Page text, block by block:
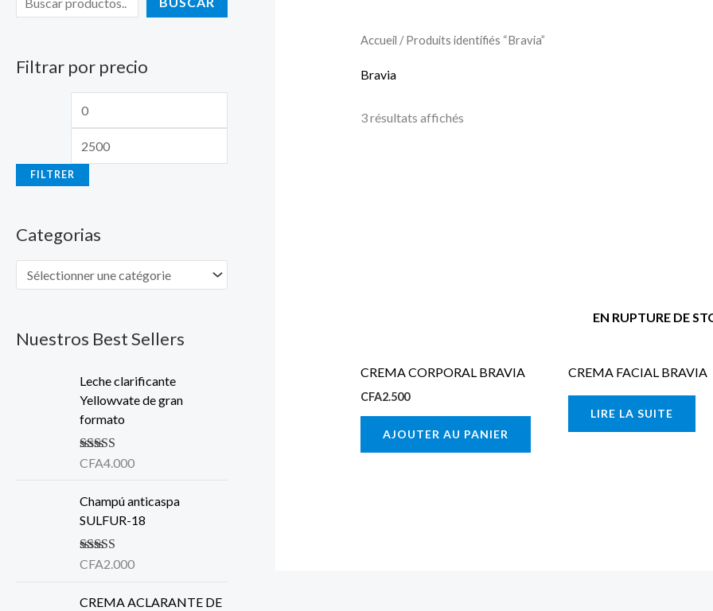
Filtrar por precio
FILTRER
Categorias
Nuestros Best Sellers
Leche clarificante
Yellowvate de gran
formato
Note5.00sur
CFA4.000
Champú anticaspa
SULFUR-18
Note5.00sur
CFA2.000
CREMA ACLARANTE DE
Accueil / Produits identifiés “Bravia”
Bravia
3 résultats affichés
CREMA CORPORAL BRAVIA
CFA2.500
AJOUTER AU PANIER
EN RUPTURE DE
CREMA FACIAL BRAVIA
LIRE LA SUITE